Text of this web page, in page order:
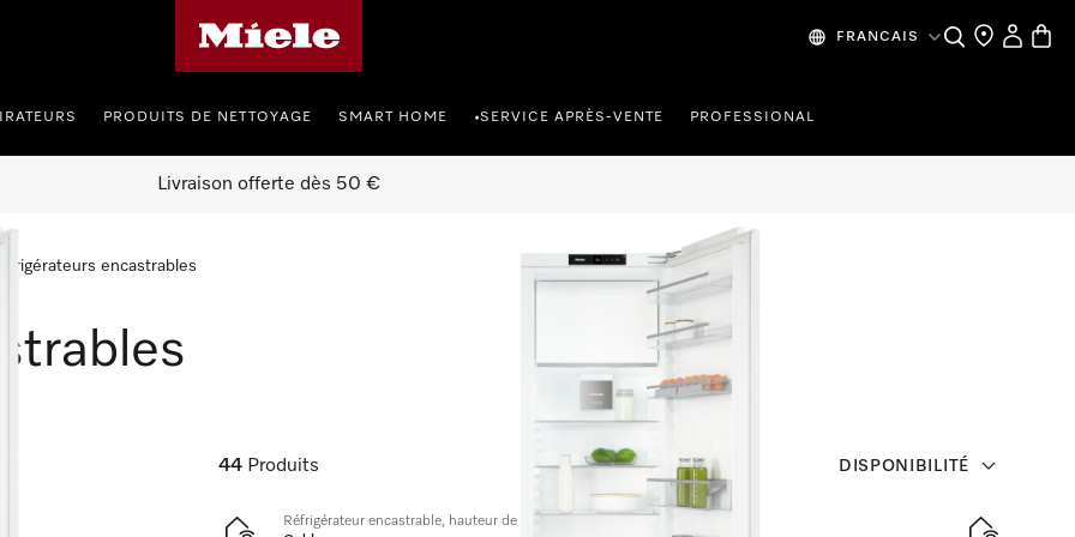
FRANCAIS Recherche
MesPanier
PRODUITS DE NETTOYAGE SMART HOME •SERVICE APRÈS-VENTE PROFESSIONAL
Livraison offerte dès 50 €
encastrables
44 Produits DISPONIBILITÉ
Réfrigérateur encastrable, hauteur de niche 178 cm